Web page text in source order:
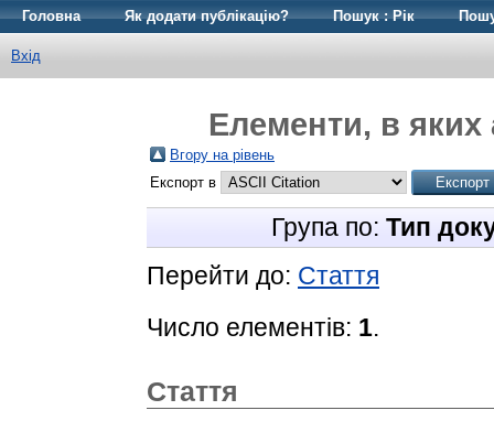
Головна Як додати публікацію? Пошук : Рік
Вхід
Елементи, в яких
Вгору на рівень
Експорт в
Група по: Тип
Перейти до: Стаття
Число елементів: 1.
Стаття